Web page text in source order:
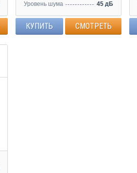
Уровень шума
45 дБ
КУПИТЬ СМОТРЕТЬ